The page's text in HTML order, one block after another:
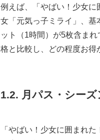
例えば、「やばい！少女
女「元気っ子ミライ」、
ット（1時間）が5枚含ま
格と比較し、どの程度お得
1.2. 月パス・シー
「やばい！少女に囲まれ